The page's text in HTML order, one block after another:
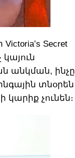
Secret
անկման, ինչը
տնօրեն
չունեն։